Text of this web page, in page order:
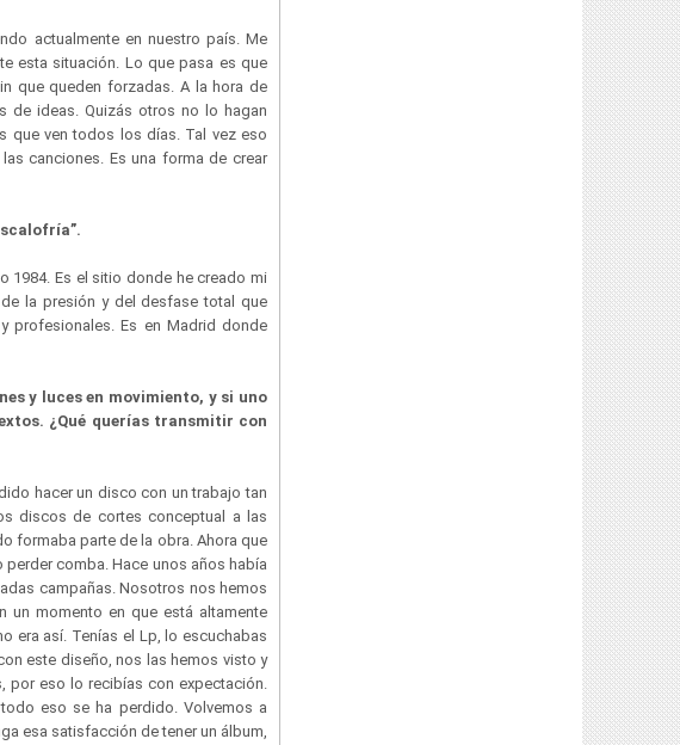
actualmente en nuestro país. Me
esta situación. Lo que pasa es que
que queden forzadas. A la hora de
de ideas. Quizás otros no lo hagan
que ven todos los días. Tal vez eso
canciones. Es una forma de crear
1984. Es el sitio donde he creado mi
la presión y del desfase total que
profesionales. Es en Madrid donde
y luces en movimiento, y si uno
¿Qué querías transmitir con
hacer un disco con un trabajo tan
discos de cortes conceptual a las
formaba parte de la obra. Ahora que
comba. Hace unos años había
campañas. Nosotros nos hemos
momento en que está altamente
era así. Tenías el Lp, lo escuchabas
este diseño, nos las hemos visto y
por eso lo recibías con expectación.
eso se ha perdido. Volvemos a
esa satisfacción de tener un álbum,